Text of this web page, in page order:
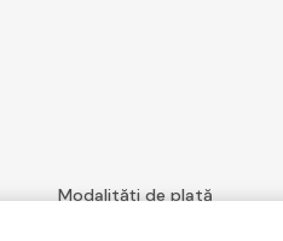
Modalități de plată